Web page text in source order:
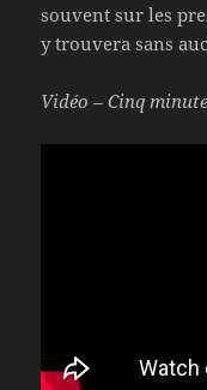
souvent sur les
y trouvera sans
Vidéo – Cinq